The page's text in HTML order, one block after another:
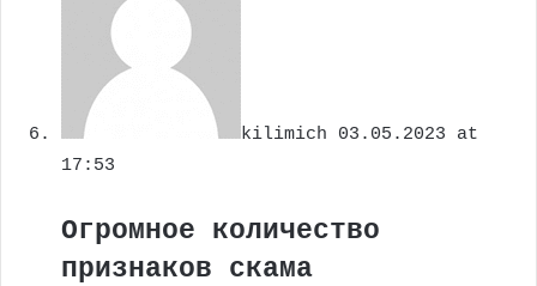
kilimich 03.05.2023 at
17:53
Огромное количество
признаков скама